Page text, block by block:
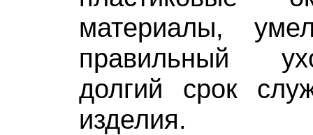
материалы,
правильный
долгий срок
изделия.